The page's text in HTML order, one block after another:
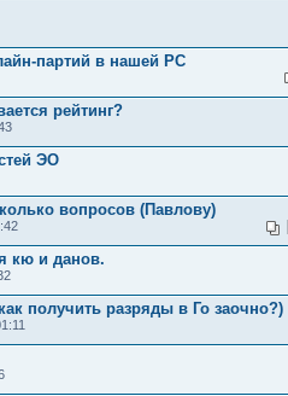
партий в нашей РС
рейтинг?
ЭО
вопросов (Павлову)
кю и данов.
получить разряды в Го заочно?)